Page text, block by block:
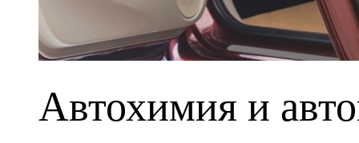
Автохимия и